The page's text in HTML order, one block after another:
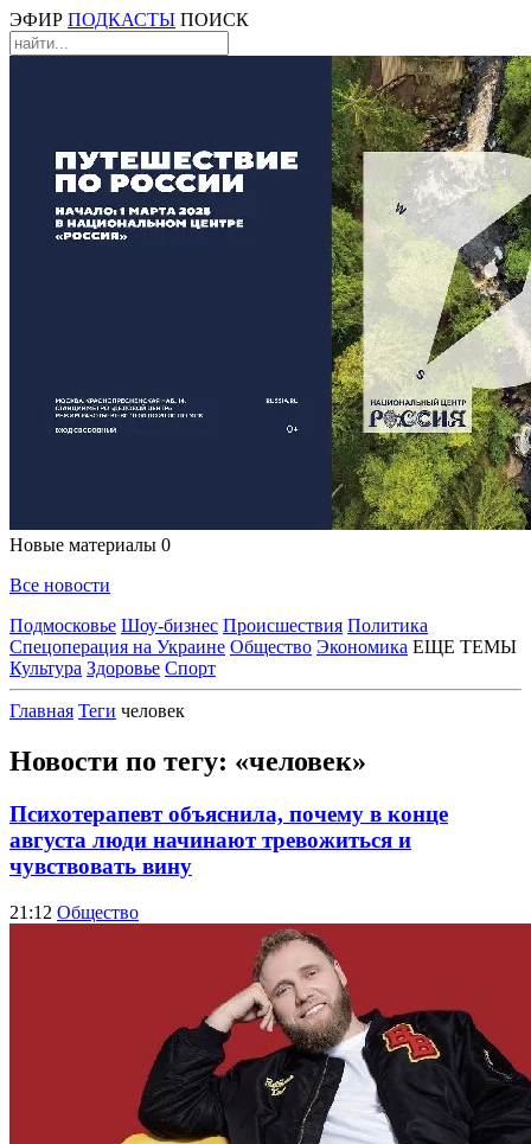
ЭФИР ПОДКАСТЫ ПОИСК
Новые материалы 0
Все новости
Подмосковье Шоу-бизнес Происшествия Политика
Спецоперация на Украине Общество Экономика ЕЩЕ ТЕМЫ
Культура Здоровье Спорт
Главная Теги человек
Новости по тегу: «человек»
Психотерапевт объяснила, почему в конце
августа люди начинают тревожиться и
чувствовать вину
21:12 Общество